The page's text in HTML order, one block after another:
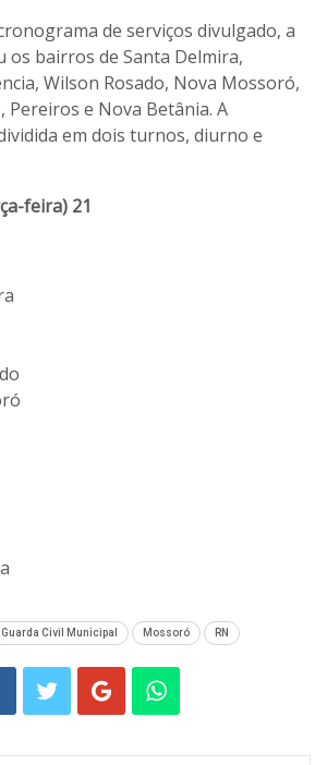
de serviços divulgado, a
os bairros de Santa Delmira,
Wilson Rosado, Nova Mossoró,
Pereiros e Nova Betânia. A
em dois turnos, diurno e
feira) 21
Guarda Civil Municipal Mossoró RN